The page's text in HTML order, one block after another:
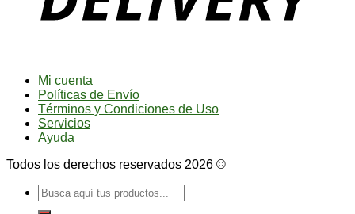
Mi cuenta
Políticas de Envío
Términos y Condiciones de Uso
Servicios
Ayuda
Todos los derechos reservados 2026 ©
Buscar
por: